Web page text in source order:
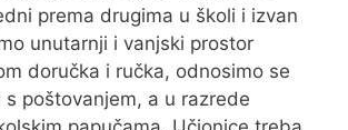
prema drugima u školi i izvan
unutarnji i vanjski prostor
doručka i ručka, odnosimo se
s poštovanjem, a u razrede